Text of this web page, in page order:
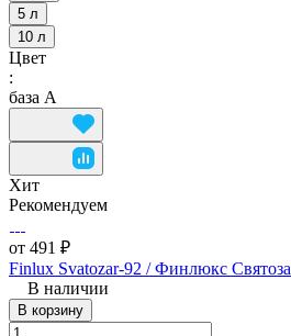
5 л
10 л
Цвет
:
база А
Хит
Рекомендуем
от 491 ₽
Finlux Svatozar-92 / Финлюкс
В наличии
В корзину